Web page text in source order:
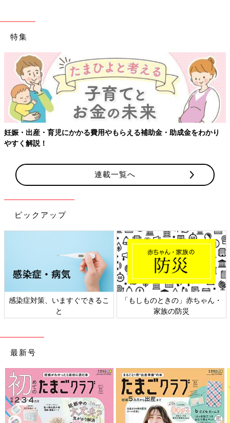
特集
妊娠・出産・育児にかかる費用やもらえる補助金・助成金をわかり
やすく解説！
連載一覧へ
ピックアップ
感染症対策、いますぐできるこ
と
「もしものときの」赤ちゃん・
家族の防災
最新号